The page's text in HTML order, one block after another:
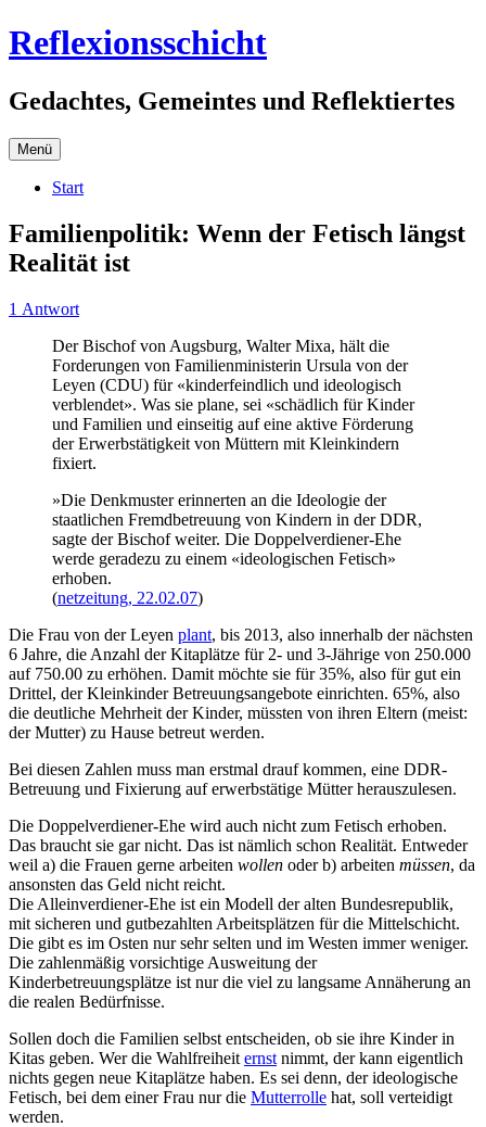
Zum
Inhalt
Reflexionsschicht
Gedachtes, Gemeintes und Reflektiertes
Menü
Start
Familienpolitik: Wenn der Fetisch längst
Realität ist
1 Antwort
Der Bischof von Augsburg, Walter Mixa, hält die
Forderungen von Familienministerin Ursula von der
Leyen (CDU) für «kinderfeindlich und ideologisch
verblendet». Was sie plane, sei «schädlich für Kinder
und Familien und einseitig auf eine aktive Förderung
der Erwerbstätigkeit von Müttern mit Kleinkindern
fixiert.
»Die Denkmuster erinnerten an die Ideologie der
staatlichen Fremdbetreuung von Kindern in der DDR,
sagte der Bischof weiter. Die Doppelverdiener-Ehe
werde geradezu zu einem «ideologischen Fetisch»
erhoben.
(netzeitung, 22.02.07)
Die Frau von der Leyen plant, bis 2013, also innerhalb der nächsten
6 Jahre, die Anzahl der Kitaplätze für 2- und 3-Jährige von 250.000
auf 750.00 zu erhöhen. Damit möchte sie für 35%, also für gut ein
Drittel, der Kleinkinder Betreuungsangebote einrichten. 65%, also
die deutliche Mehrheit der Kinder, müssten von ihren Eltern (meist:
der Mutter) zu Hause betreut werden.
Bei diesen Zahlen muss man erstmal drauf kommen, eine DDR-
Betreuung und Fixierung auf erwerbstätige Mütter herauszulesen.
Die Doppelverdiener-Ehe wird auch nicht zum Fetisch erhoben.
Das braucht sie gar nicht. Das ist nämlich schon Realität. Entweder
weil a) die Frauen gerne arbeiten wollen oder b) arbeiten müssen, da
ansonsten das Geld nicht reicht.
Die Alleinverdiener-Ehe ist ein Modell der alten Bundesrepublik,
mit sicheren und gutbezahlten Arbeitsplätzen für die Mittelschicht.
Die gibt es im Osten nur sehr selten und im Westen immer weniger.
Die zahlenmäßig vorsichtige Ausweitung der
Kinderbetreuungsplätze ist nur die viel zu langsame Annäherung an
die realen Bedürfnisse.
Sollen doch die Familien selbst entscheiden, ob sie ihre Kinder in
Kitas geben. Wer die Wahlfreiheit ernst nimmt, der kann eigentlich
nichts gegen neue Kitaplätze haben. Es sei denn, der ideologische
Fetisch, bei dem einer Frau nur die Mutterrolle hat, soll verteidigt
werden.